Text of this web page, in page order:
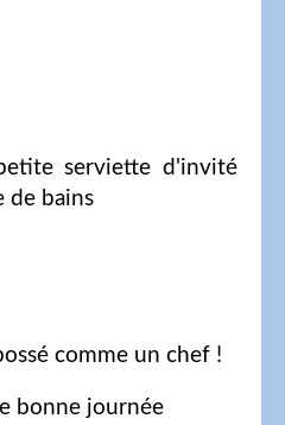
serviette d'invité
de bains
comme un chef !
bonne journée